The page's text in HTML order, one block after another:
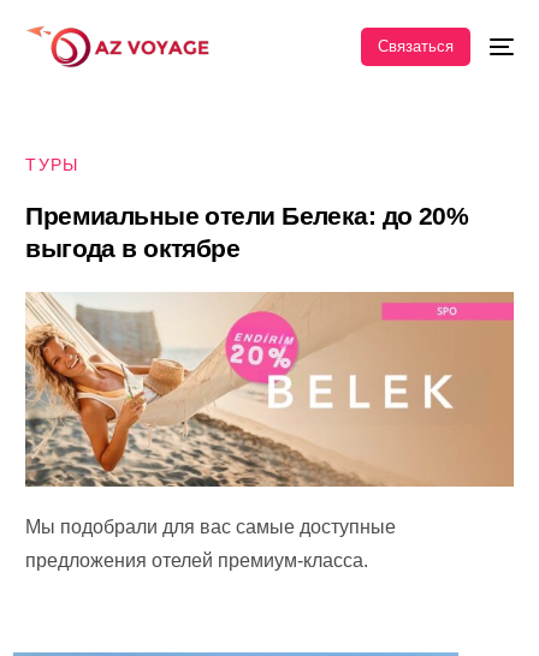
Связаться
ТУРЫ
Премиальные отели Белека: до 20%
выгода в октябре
Мы подобрали для вас самые доступные
предложения отелей премиум-класса.